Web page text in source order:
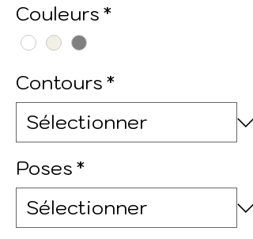
Couleurs*
Contours*
Poses*